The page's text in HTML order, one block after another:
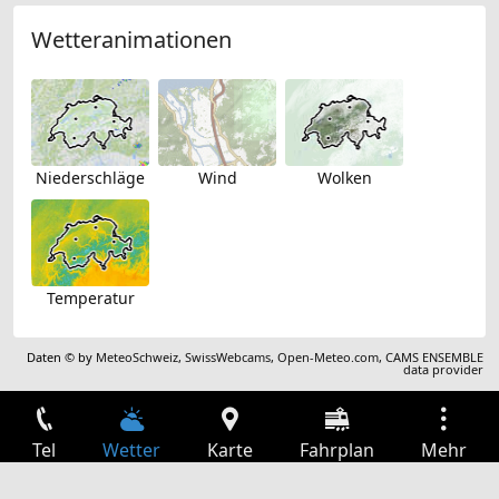
Wetteranimationen
Niederschläge Wind Wolken
Temperatur
Daten © by MeteoSchweiz,SwissWebcams,Open-Meteo.com,CAMS ENSEMBLE
data provider
Tel Wetter Karte Fahrplan Mehr